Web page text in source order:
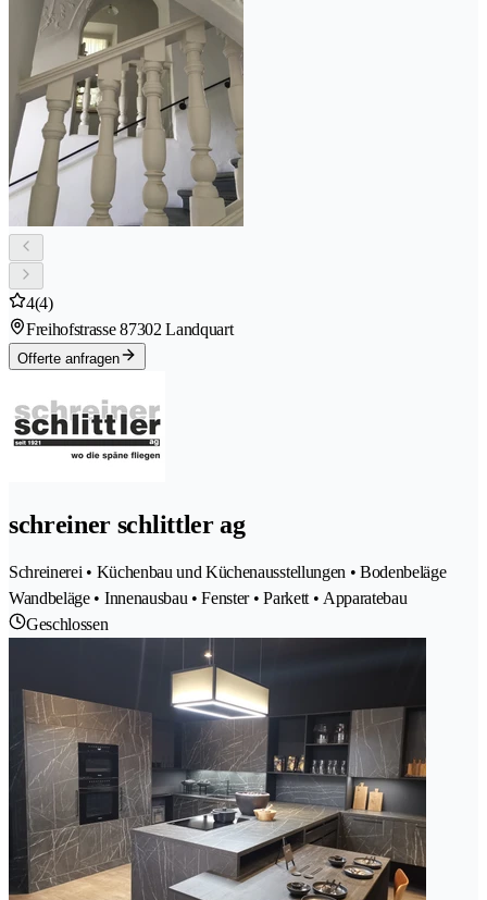
4(4)
Freihofstrasse 87302 Landquart
Offerte anfragen
schreiner schlittler ag
Schreinerei • Küchenbau und Küchenausstellungen • Bodenbeläge
Wandbeläge • Innenausbau • Fenster • Parkett • Apparatebau
Geschlossen